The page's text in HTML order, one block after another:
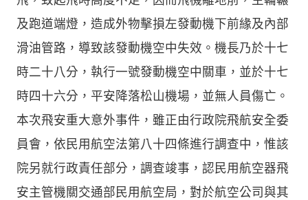
及跑道端燈，造成外物擊損左發動機下前緣及內部
滑油管路，導致該發動機空中失效。機長乃於十七
時二十八分，執行一號發動機空中關車，並於十七
時四十六分，平安降落松山機場，並無人員傷亡。
本次飛安重大意外事件，雖正由行政院飛航安全委
員會，依民用航空法第八十四條進行調查中，惟該
院另就行政責任部分，調查竣事，認民用航空器飛
安主管機關交通部民用航空局，對於航空公司與其